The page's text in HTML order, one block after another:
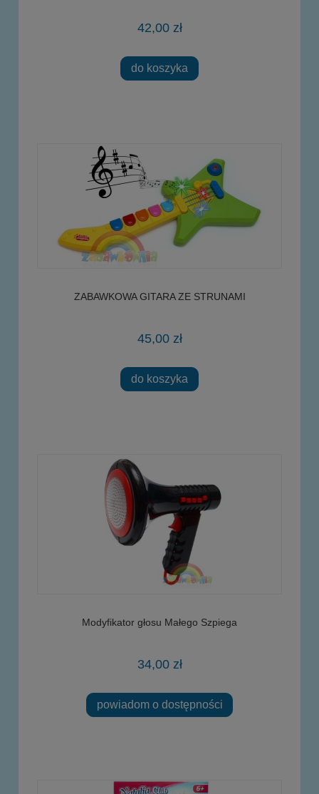
42,00 zł
do koszyka
ZABAWKOWA GITARA ZE STRUNAMI
45,00 zł
do koszyka
Modyfikator głosu Małego Szpiega
34,00 zł
powiadom o dostępności